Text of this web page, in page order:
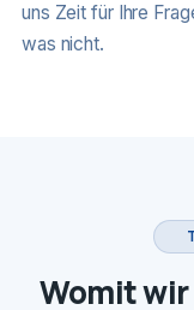
uns Zeit für Ihre
was nicht.
Womit